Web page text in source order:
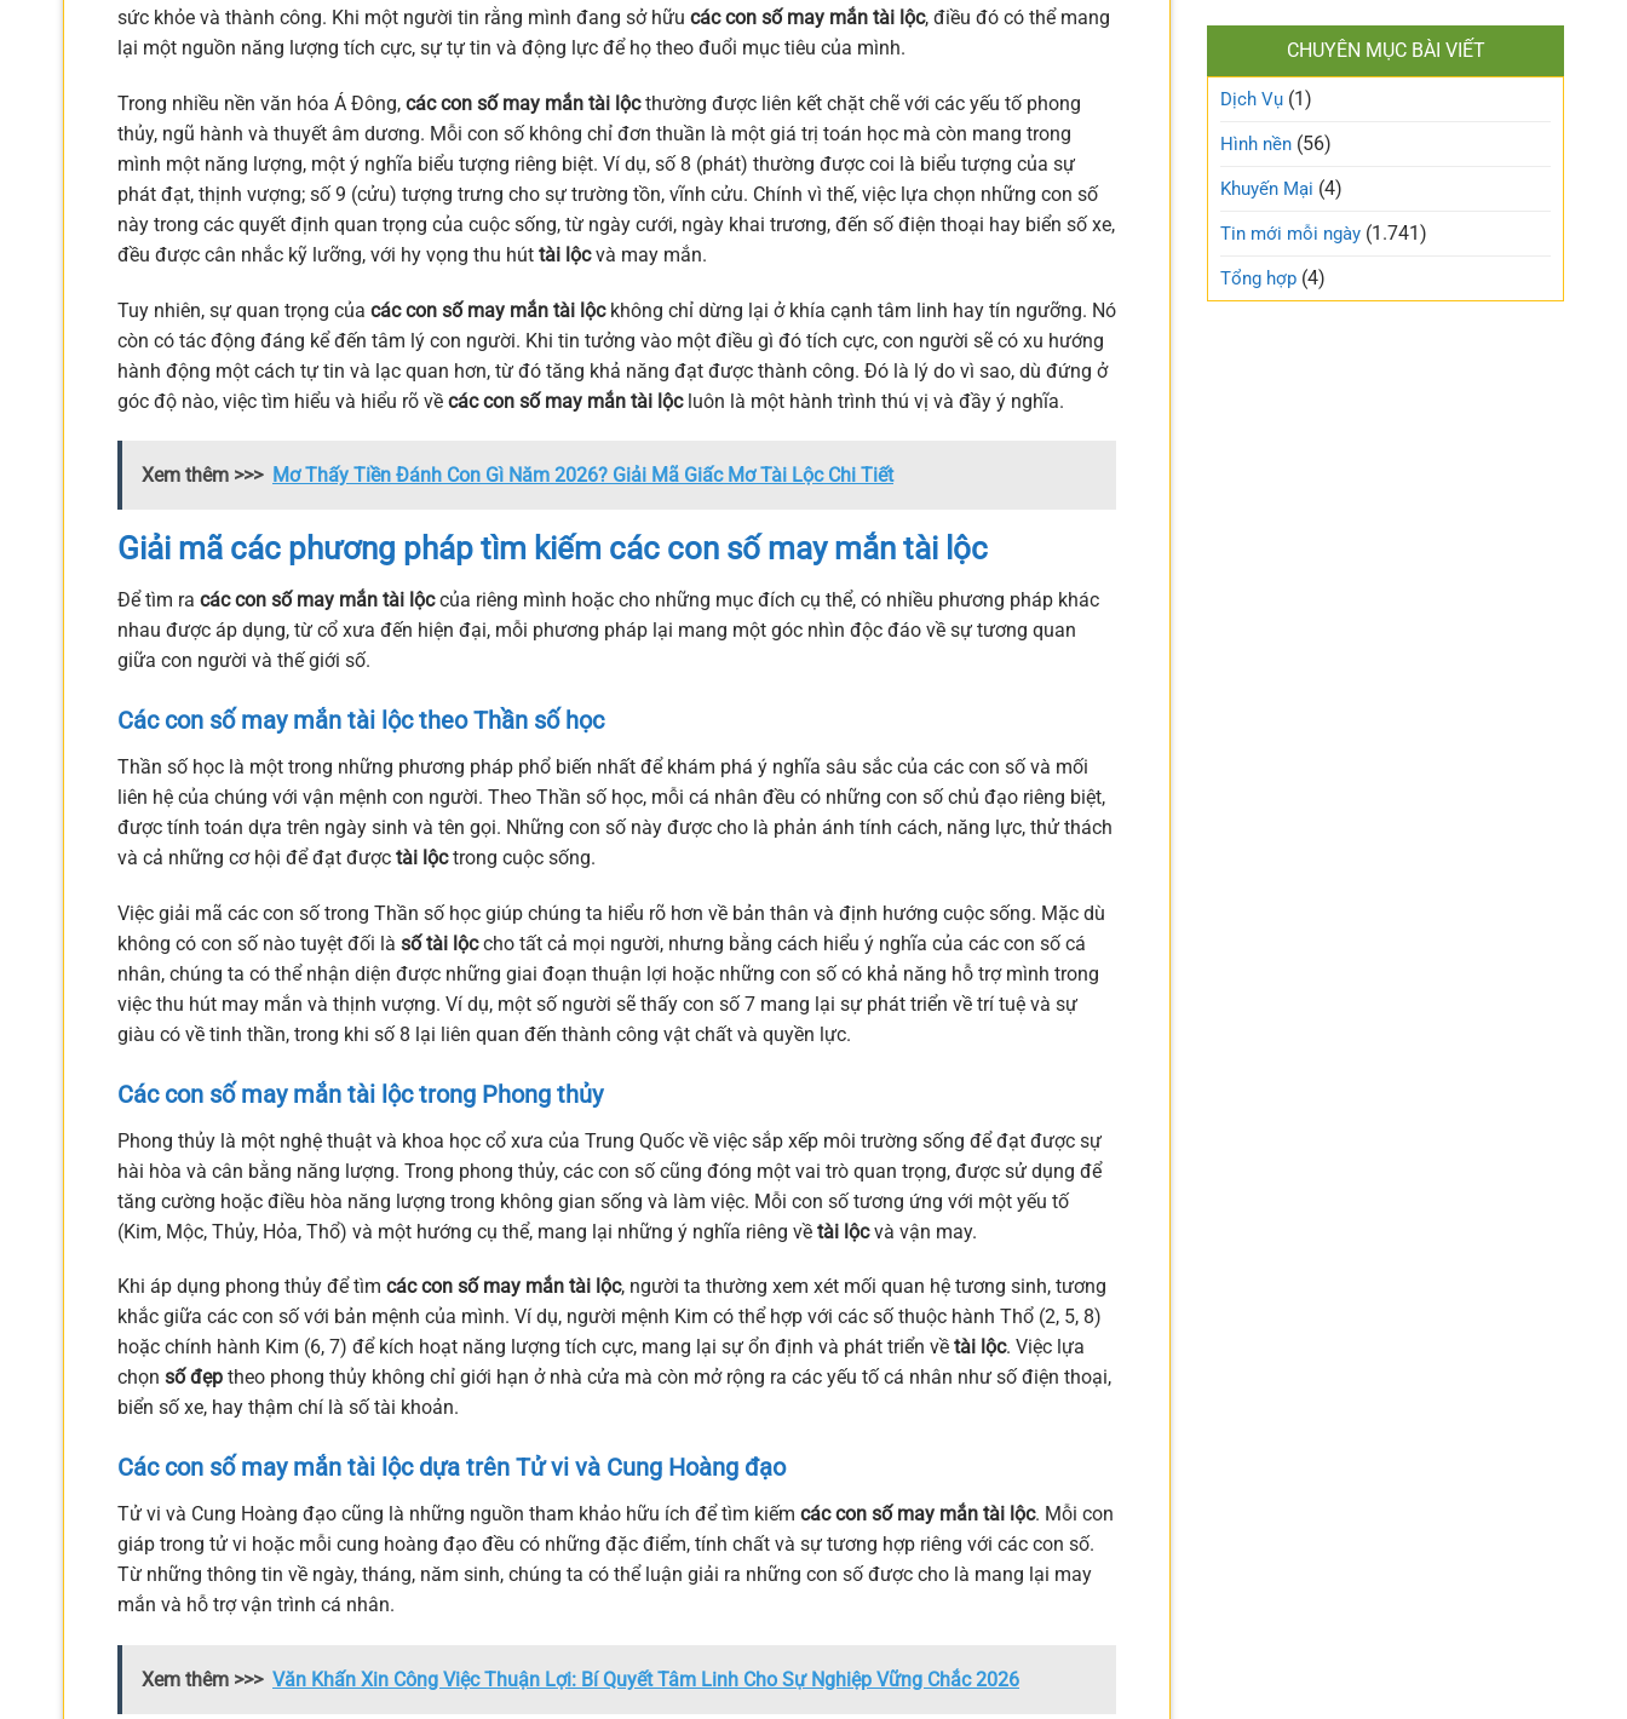
sức khỏe và thành công. Khi một người tin rằng mình đang sở hữu các con số may mắn tài lộc, điều đó có thể mang
lại một nguồn năng lượng tích cực, sự tự tin và động lực để họ theo đuổi mục tiêu của mình.
Trong nhiều nền văn hóa Á Đông, các con số may mắn tài lộcthường được liên kết chặt chẽ với các yếu tố phong
thủy, ngũ hành và thuyết âm dương. Mỗi con số không chỉ đơn thuần là một giá trị toán học mà còn mang trong
mình một năng lượng, một ý nghĩa biểu tượng riêng biệt. Ví dụ, số 8 (phát) thường được coi là biểu tượng của sự
phát đạt, thịnh vượng; số 9 (cửu) tượng trưng cho sự trường tồn, vĩnh cửu. Chính vì thế, việc lựa chọn những con số
này trong các quyết định quan trọng của cuộc sống, từ ngày cưới, ngày khai trương, đến số điện thoại hay biển số xe,
đều được cân nhắc kỹ lưỡng, với hy vọng thu hút tài lộcvà may mắn.
Tuy nhiên, sự quan trọng của các con số may mắn tài lộckhông chỉ dừng lại ở khía cạnh tâm linh hay tín ngưỡng. Nó
còn có tác động đáng kể đến tâm lý con người. Khi tin tưởng vào một điều gì đó tích cực, con người sẽ có xu hướng
hành động một cách tự tin và lạc quan hơn, từ đó tăng khả năng đạt được thành công. Đó là lý do vì sao, dù đứng ở
góc độ nào, việc tìm hiểu và hiểu rõ về các con số may mắn tài lộcluôn là một hành trình thú vị và đầy ý nghĩa.
Xem thêm >>> Mơ Thấy Tiền Đánh Con Gì Năm 2026? Giải Mã Giấc Mơ Tài Lộc Chi Tiết
Giải mã các phương pháp tìm kiếm các con số may mắn tài lộc
Để tìm ra các con số may mắn tài lộccủa riêng mình hoặc cho những mục đích cụ thể, có nhiều phương pháp khác
nhau được áp dụng, từ cổ xưa đến hiện đại, mỗi phương pháp lại mang một góc nhìn độc đáo về sự tương quan
giữa con người và thế giới số.
Các con số may mắn tài lộc theo Thần số học
Thần số học là một trong những phương pháp phổ biến nhất để khám phá ý nghĩa sâu sắc của các con số và mối
liên hệ của chúng với vận mệnh con người. Theo Thần số học, mỗi cá nhân đều có những con số chủ đạo riêng biệt,
được tính toán dựa trên ngày sinh và tên gọi. Những con số này được cho là phản ánh tính cách, năng lực, thử thách
và cả những cơ hội để đạt được tài lộctrong cuộc sống.
Việc giải mã các con số trong Thần số học giúp chúng ta hiểu rõ hơn về bản thân và định hướng cuộc sống. Mặc dù
không có con số nào tuyệt đối là số tài lộccho tất cả mọi người, nhưng bằng cách hiểu ý nghĩa của các con số cá
nhân, chúng ta có thể nhận diện được những giai đoạn thuận lợi hoặc những con số có khả năng hỗ trợ mình trong
việc thu hút may mắn và thịnh vượng. Ví dụ, một số người sẽ thấy con số 7 mang lại sự phát triển về trí tuệ và sự
giàu có về tinh thần, trong khi số 8 lại liên quan đến thành công vật chất và quyền lực.
Các con số may mắn tài lộc trong Phong thủy
Phong thủy là một nghệ thuật và khoa học cổ xưa của Trung Quốc về việc sắp xếp môi trường sống để đạt được sự
hài hòa và cân bằng năng lượng. Trong phong thủy, các con số cũng đóng một vai trò quan trọng, được sử dụng để
tăng cường hoặc điều hòa năng lượng trong không gian sống và làm việc. Mỗi con số tương ứng với một yếu tố
(Kim, Mộc, Thủy, Hỏa, Thổ) và một hướng cụ thể, mang lại những ý nghĩa riêng về tài lộcvà vận may.
Khi áp dụng phong thủy để tìm các con số may mắn tài lộc, người ta thường xem xét mối quan hệ tương sinh, tương
khắc giữa các con số với bản mệnh của mình. Ví dụ, người mệnh Kim có thể hợp với các số thuộc hành Thổ (2, 5, 8)
hoặc chính hành Kim (6, 7) để kích hoạt năng lượng tích cực, mang lại sự ổn định và phát triển về tài lộc. Việc lựa
chọn số đẹp theo phong thủy không chỉ giới hạn ở nhà cửa mà còn mở rộng ra các yếu tố cá nhân như số điện thoại,
biển số xe, hay thậm chí là số tài khoản.
Các con số may mắn tài lộc dựa trên Tử vi và Cung Hoàng đạo
Tử vi và Cung Hoàng đạo cũng là những nguồn tham khảo hữu ích để tìm kiếm các con số may mắn tài lộc. Mỗi con
giáp trong tử vi hoặc mỗi cung hoàng đạo đều có những đặc điểm, tính chất và sự tương hợp riêng với các con số.
Từ những thông tin về ngày, tháng, năm sinh, chúng ta có thể luận giải ra những con số được cho là mang lại may
mắn và hỗ trợ vận trình cá nhân.
Xem thêm >>> Văn Khấn Xin Công Việc Thuận Lợi: Bí Quyết Tâm Linh Cho Sự Nghiệp Vững Chắc 2026
CHUYÊN MỤC BÀI VIẾT
Dịch Vụ (1)
Hình nền (56)
Khuyến Mại (4)
Tin mới mỗi ngày (1.741)
Tổng hợp (4)